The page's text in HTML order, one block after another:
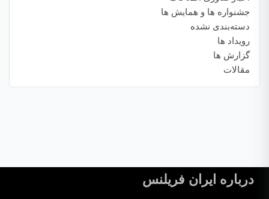
جشنواره ها و همایش ها
دسته‌بندی نشده
رویداد ها
گزارش ها
مقالات
درباره ایران فریلنس